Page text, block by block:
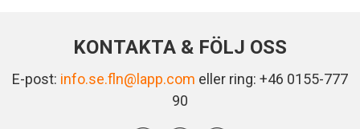
KONTAKTA & FÖLJ OSS
E-post: info.se.fln@lapp.com eller ring: +46 0155-777
90